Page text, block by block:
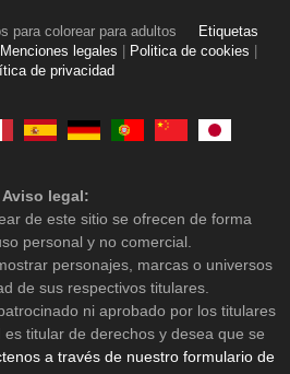
para colorear para adultos
Etiquetas
Menciones legales Politica de cookies
de privacidad
Aviso legal:
de este sitio se ofrecen de forma
personal y no comercial.
personajes, marcas o universos
de sus respectivos titulares.
ni aprobado por los titulares
titular de derechos y desea que se
a través de nuestro formulario de